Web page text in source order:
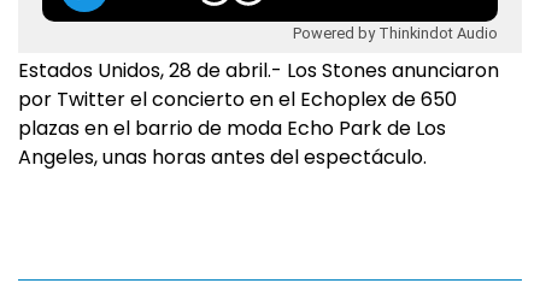
Powered by Thinkindot Audio
Estados Unidos, 28 de abril.- Los Stones anunciaron
por Twitter el concierto en el Echoplex de 650
plazas en el barrio de moda Echo Park de Los
Angeles, unas horas antes del espectáculo.